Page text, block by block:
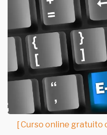
[ Curso online gratuito